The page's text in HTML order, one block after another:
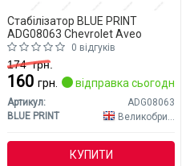
Стабілізатор BLUE PRINT
ADG08063 Chevrolet Aveo
0 відгуків
174грн.
160 грн. відправка сьогодні
Артикул:
ADG08063
BLUE PRINT
Великобританія
КУПИТИ